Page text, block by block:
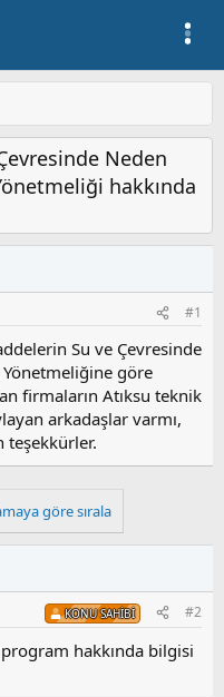
Neden
hakkında
#1
Su ve Çevresinde
göre
firmaların Atıksu teknik
arkadaşlar varmı,
teşekkürler.
göre sırala
KONU SAHIBI #2
hakkında bilgisi